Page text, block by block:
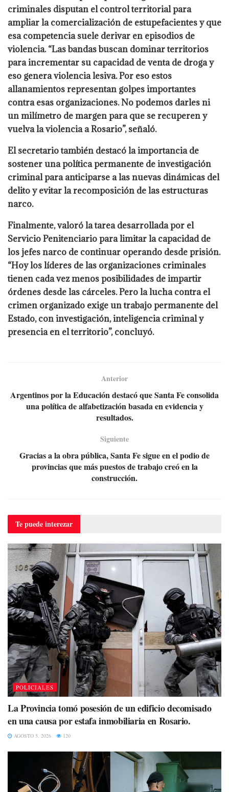
criminales disputan el control territorial para
ampliar la comercialización de estupefacientes y que
esa competencia suele derivar en episodios de
violencia. “Las bandas buscan dominar territorios
para incrementar su capacidad de venta de droga y
eso genera violencia lesiva. Por eso estos
allanamientos representan golpes importantes
contra esas organizaciones. No podemos darles ni
un milímetro de margen para que se recuperen y
vuelva la violencia a Rosario”, señaló.
El secretario también destacó la importancia de
sostener una política permanente de investigación
criminal para anticiparse a las nuevas dinámicas del
delito y evitar la recomposición de las estructuras
narco.
Finalmente, valoró la tarea desarrollada por el
Servicio Penitenciario para limitar la capacidad de
los jefes narco de continuar operando desde prisión.
“Hoy los líderes de las organizaciones criminales
tienen cada vez menos posibilidades de impartir
órdenes desde las cárceles. Pero la lucha contra el
crimen organizado exige un trabajo permanente del
Estado, con investigación, inteligencia criminal y
presencia en el territorio”, concluyó.
Anterior
Argentinos por la Educación destacó que Santa Fe consolida
una política de alfabetización basada en evidencia y
resultados.
Siguiente
Gracias a la obra pública, Santa Fe sigue en el podio de
provincias que más puestos de trabajo creó en la
construcción.
Te puedeinterezar
POLICIALES
La Provincia tomó posesión de un edificio decomisado
en una causa por estafa inmobiliaria en Rosario.
AGOSTO 5, 2026 120